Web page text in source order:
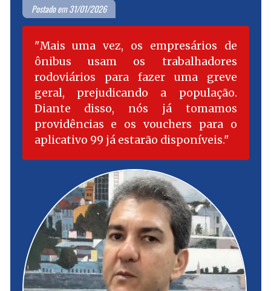
Postado em 31/01/2026
Mais uma vez, os empresários de
ônibus usam os trabalhadores
rodoviários para fazer uma greve
geral, prejudicando a população.
Diante disso, nós já tomamos
providências e os vouchers para o
aplicativo 99 já estarão disponíveis.